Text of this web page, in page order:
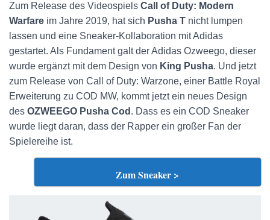
N
Zum Release des Videospiels Call of Duty: Modern
Warfare im Jahre 2019, hat sich Pusha T nicht lumpen
lassen und eine Sneaker-Kollaboration mit Adidas
gestartet. Als Fundament galt der Adidas Ozweego, dieser
wurde ergänzt mit dem Design von King Pusha. Und jetzt
zum Release von Call of Duty: Warzone, einer Battle Royal
Erweiterung zu COD MW, kommt jetzt ein neues Design
des OZWEEGO Pusha Cod . Dass es ein COD Sneaker
wurde liegt daran, dass der Rapper ein großer Fan der
Spielereihe ist.
Zum Sneaker >